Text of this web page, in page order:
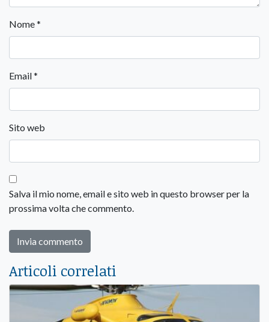
Nome*
Email*
Sito web
Salva il mio nome, email e sito web in questo browser per la
prossima volta che commento.
Articoli correlati